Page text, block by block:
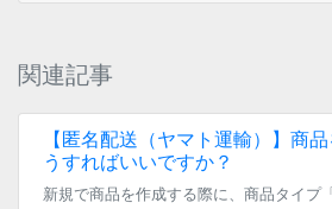
関連記事
【匿名配送（ヤマト運輸）】商
うすればいいですか？